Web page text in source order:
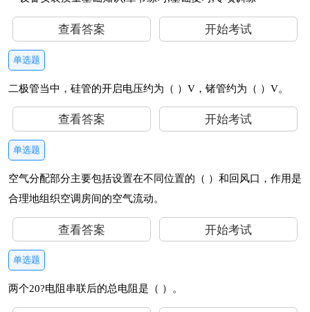
查看答案 开始考试
单选题
二极管当中，硅管的开启电压约为（ ）V，锗管约为（ ）V。
查看答案 开始考试
单选题
空气分配部分主要包括设置在不同位置的（ ）和回风口，作用是
合理地组织空调房间的空气流动。
查看答案 开始考试
单选题
两个20?电阻串联后的总电阻是（ ）。